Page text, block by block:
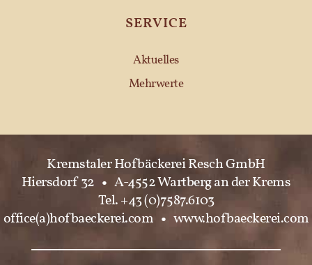
SERVICE
Aktuelles
Mehrwerte
Kremstaler Hofbäckerei Resch GmbH
Hiersdorf 32 • A-4552 Wartberg an der Krems
Tel. +43 (0)7587.6103
office(a)hofbaeckerei.com • www.hofbaeckerei.com